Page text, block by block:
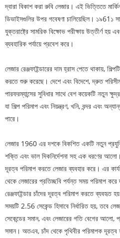
দ্বারা বিকাশ করা রুবি লেজার। এই ভিত্তিতে
ডিভাইসগুলির উপর গবেষণা চালিয়েছিল। ১৯61১
যুক্তরাষ্ট্রে সামরিক বিক্ষোভ পরীক্ষায় উত্তীর্ণ হয়
ব্যবহারিক পর্যায়ে প্রবেশ করে।
লেজার রেঞ্জফাইন্ডারের দাম হ্রাস পেতে থাকায়,
করতে শুরু করেছে। দেশে এবং বিদেশে, দ্রুত
পারফরম্যান্সের সুবিধার সাথে বেশ কয়েকটি নতুন
যা শিল্প পরিমাপ এবং নিয়ন্ত্রণ, খনি, বন্দর এবং
পারে।
লেজার 1960 এর দশকে বিকশিত একটি নতুন
শক্তি এবং ভাল দিকনির্দেশনা সহ এক ধরণের
দূরত্ব পরিমাপ করতে লেজার ব্যবহার করে। এর
থেকে লেজারের প্রতিচ্ছবি পর্যন্ত সময় পরিমাপ
রেঞ্জফাইন্ডার চাঁদের দূরত্ব পরিমাপ করতে ব্যবহৃত
সময়টি 2.56 সেকেন্ড হিসাবে নির্ধারিত হয়, তবে
সেকেন্ডের সমান, এবং লেজারের গতি বেগের আলো,
সমান। অতএব, চাঁদ থেকে পৃথিবীর পরিমাপক